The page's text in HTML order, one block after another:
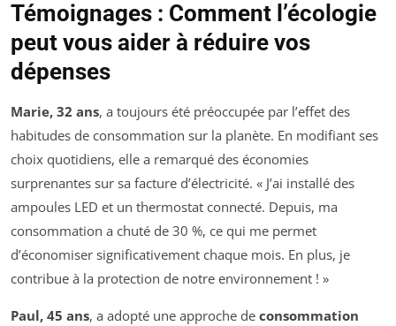
Témoignages : Comment l’écologie
peut vous aider à réduire vos
dépenses
Marie, 32 ans, a toujours été préoccupée par l’effet des
habitudes de consommation sur la planète. En modifiant ses
choix quotidiens, elle a remarqué des économies
surprenantes sur sa facture d’électricité. « J’ai installé des
ampoules LED et un thermostat connecté. Depuis, ma
consommation a chuté de 30 %, ce qui me permet
d’économiser significativement chaque mois. En plus, je
contribue à la protection de notre environnement ! »
Paul, 45 ans, a adopté une approche de consommation